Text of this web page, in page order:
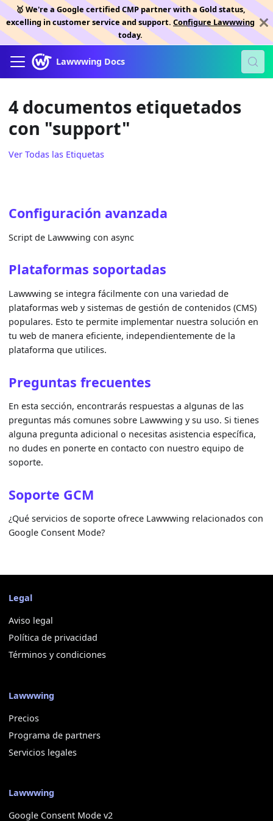
🥇 We're a Google certified CMP partner with a Gold status,
excelling in customer service and support. Configure Lawwwing
today.
Lawwwing Docs
4 documentos etiquetados
con "support"
Ver Todas las Etiquetas
Configuración avanzada
Script de Lawwwing con async
Plataformas soportadas
Lawwwing se integra fácilmente con una variedad de
plataformas web y sistemas de gestión de contenidos (CMS)
populares. Esto te permite implementar nuestra solución en
tu web de manera eficiente, independientemente de la
plataforma que utilices.
Preguntas frecuentes
En esta sección, encontrarás respuestas a algunas de las
preguntas más comunes sobre Lawwwing y su uso. Si tienes
alguna pregunta adicional o necesitas asistencia específica,
no dudes en ponerte en contacto con nuestro equipo de
soporte.
Soporte GCM
¿Qué servicios de soporte ofrece Lawwwing relacionados con
Google Consent Mode?
Legal
Aviso legal
Política de privacidad
Términos y condiciones
Lawwwing
Precios
Programa de partners
Servicios legales
Lawwwing
Google Consent Mode v2